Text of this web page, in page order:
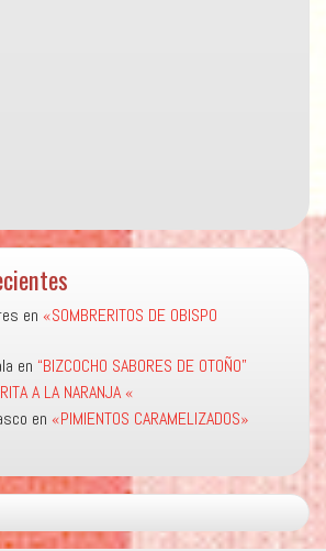
en «SOMBRERITOS DE OBISPO
en “BIZCOCHO SABORES DE OTOÑO”
A LA NARANJA «
en «PIMIENTOS CARAMELIZADOS»